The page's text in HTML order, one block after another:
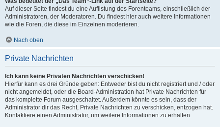
Auf dieser Seite findest du eine Auflistung des Forenteams, einschließlich der
Administratoren, der Moderatoren. Du findest hier auch weitere Informationen
wie die Foren, die diese im Einzelnen moderieren.
Nach oben
Private Nachrichten
Ich kann keine Privaten Nachrichten verschicken!
Hierfür kann es drei Gründe geben: Entweder bist du nicht registriert und / oder
nicht angemeldet, oder die Board-Administration hat Private Nachrichten für
das komplette Forum ausgeschaltet. Außerdem könnte es sein, dass der
Administrator dir das Recht, Private Nachrichten zu verschicken, entzogen hat.
Kontaktiere einen Administrator, um weitere Informationen zu erhalten.